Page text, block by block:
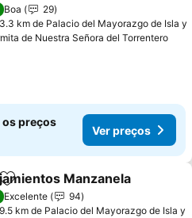
Boa
29
km de Palacio del Mayorazgo de Isla y
de Nuestra Señora del Torrentero
os preços
Ver preços
Adicionar aos favoritos
Manzanela
Excelente
94
km de Palacio del Mayorazgo de Isla y